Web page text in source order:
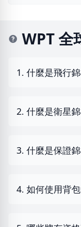
WPT 全
1. 什麼是飛行
2. 什麼是衛星
3. 什麼是保證
4. 如何使用背